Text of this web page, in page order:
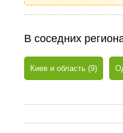
В соседних
Киев и область (9)